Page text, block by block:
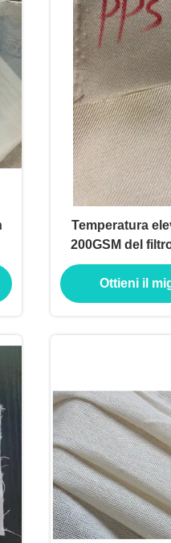
Temperatura
200GSM del
tessuta
Ottieni il